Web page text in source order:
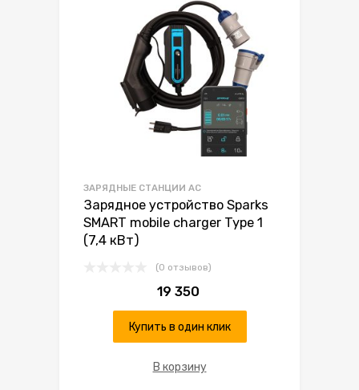
ЗАРЯДНЫЕ СТАНЦИИ AC
Зарядное устройство Sparks
SMART mobile charger Type 1
(7,4 кВт)
(0 отзывов)
19 350
Купить в один клик
В корзину